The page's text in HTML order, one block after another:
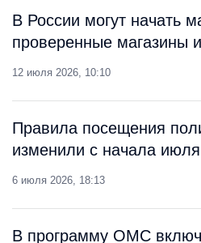
В России могут начать
проверенные магазины
12 июля 2026, 10:10
Правила посещения
изменили с начала июля
6 июля 2026, 18:13
В программу ОМС